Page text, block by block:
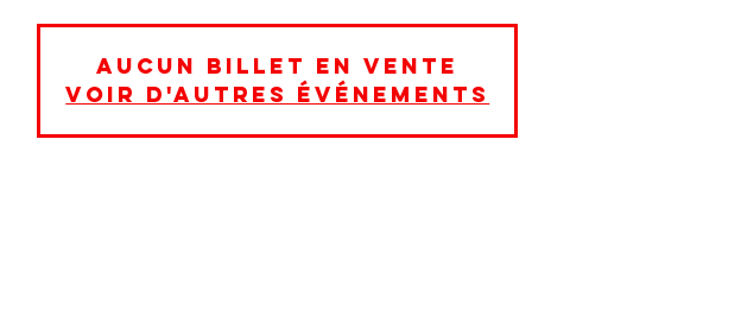
Aucun billet en vente
Voir d'autres événements